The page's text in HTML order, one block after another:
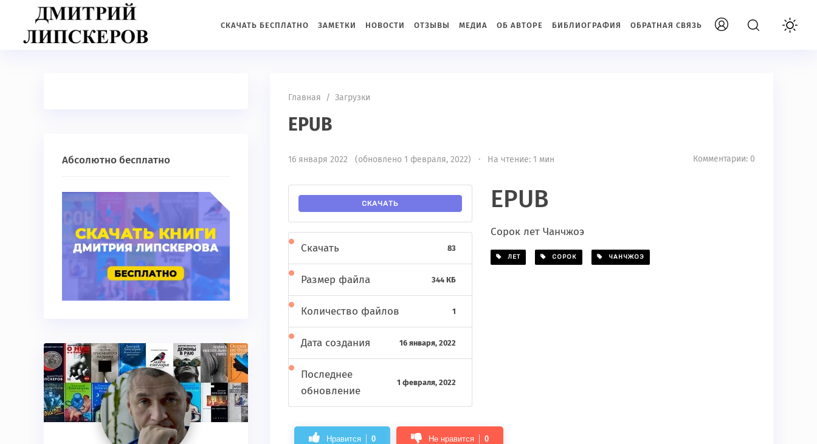
СКАЧАТЬ БЕСПЛАТНО ЗАМЕТКИ НОВОСТИ ОТЗЫВЫ МЕДИА ОБ АВТОРЕ БИБЛИОГРАФИЯ ОБРАТНАЯ СВЯЗЬ
Главная / Загрузки
EPUB
16 января 2022 (обновлено 1 февраля, 2022) · На чтение: 1 мин Комментарии: 0
СКАЧАТЬ
Скачать 83
Размер файла 344 КБ
Количество файлов 1
Дата создания 16 января, 2022
Последнее
обновление
1 февраля, 2022
EPUB
Сорок лет Чанчжоэ
ЛЕТ СОРОК ЧАНЧЖОЭ
Нравится 0 Не нравится 0
Абсолютно бесплатно